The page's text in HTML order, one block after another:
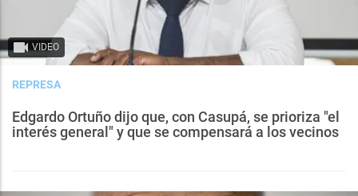
VIDEO
REPRESA
Edgardo Ortuño dijo que, con Casupá, se prioriza "el
interés general" y que se compensará a los vecinos